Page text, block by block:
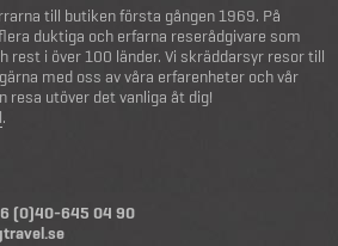
till butiken första gången 1969. På
duktiga och erfarna reserådgivare som
rest i över 100 länder. Vi skräddarsyr resor till
med oss av våra erfarenheter och vår
resa utöver det vanliga åt dig!
.
(0)40-645 04 90